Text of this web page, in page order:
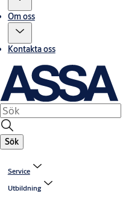
Om oss
Kontakta oss
Sök
Service
Utbildning